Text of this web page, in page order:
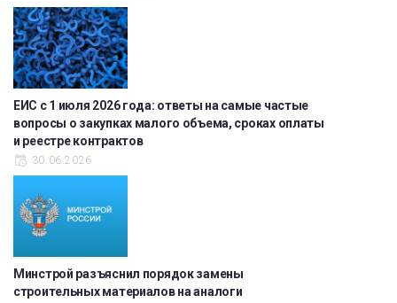
ЕИС с 1 июля 2026 года: ответы на самые частые
вопросы о закупках малого объема, сроках оплаты
и реестре контрактов
30.06.2026
Минстрой разъяснил порядок замены
строительных материалов на аналоги